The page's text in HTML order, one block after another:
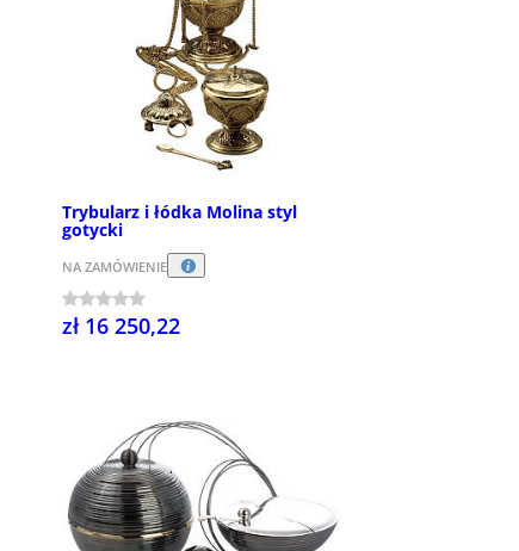
Trybularz i łódka Molina styl
gotycki
NA ZAMÓWIENIE
zł 16 250,22